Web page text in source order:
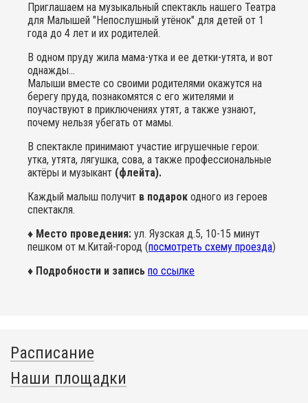
Приглашаем на музыкальный спектакль нашего Театра
для Малышей "Непослушный утёнок" для детей от 1
года до 4 лет и их родителей.
В одном пруду жила мама-утка и ее детки-утята, и вот
однажды...
Малыши вместе со своими родителями окажутся на
берегу пруда, познакомятся с его жителями и
поучаствуют в приключениях утят, а также узнают,
почему нельзя убегать от мамы.
В спектакле принимают участие игрушечные герои:
утка, утята, лягушка, сова, а также профессиональные
актёры и музыкант (флейта).
Каждый малыш получит в подарок одного из героев
спектакля.
♦ Место проведения: ул. Яузская д.5, 10-15 минут
пешком от м.Китай-город (посмотреть схему проезда)
♦ Подробности и запись по ссылке
Расписание
Наши площадки